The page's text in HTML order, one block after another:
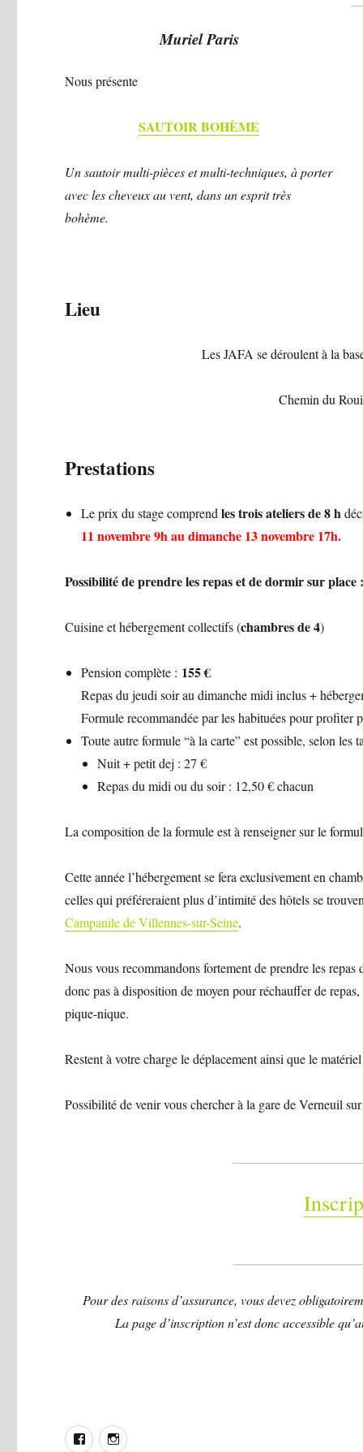
Muriel Paris
Nous présente
SAUTOIR BOHÈME
Un sautoir multi-pièces et multi-techniques, à porter
avec les cheveux au vent, dans un esprit très
bohème.
Lieu
Les JAFA se déroulent à la
Chemin du
Prestations
Le prix du stage comprendles trois ateliers de 8 h
11 novembre 9h au dimanche 13 novembre 17h.
Possibilité de prendre les repas et de dormir sur place :
Cuisine et hébergement collectifs (chambres de 4)
Pension complète : 155 €
Repas du jeudi soir au dimanche midi inclus +
Formule recommandée par les habituées pour profiter
Toute autre formule “à la carte” est possible, selon les
Nuit + petit dej : 27 €
Repas du midi ou du soir : 12,50 € chacun
La composition de la formule est à renseigner sur le
Cette année l’hébergement se fera exclusivement en
celles qui préféreraient plus d’intimité des hôtels se
Campanile de Villennes-sur-Seine.
Nous vous recommandons fortement de prendre les
donc pas à disposition de moyen pour réchauffer de
pique-nique.
Restent à votre charge le déplacement ainsi que le
Possibilité de venir vous chercher à la gare de Verneuil
Pour des raisons d’assurance, vous devez
La page d’inscription n’est donc accessible
FacebookInstagram